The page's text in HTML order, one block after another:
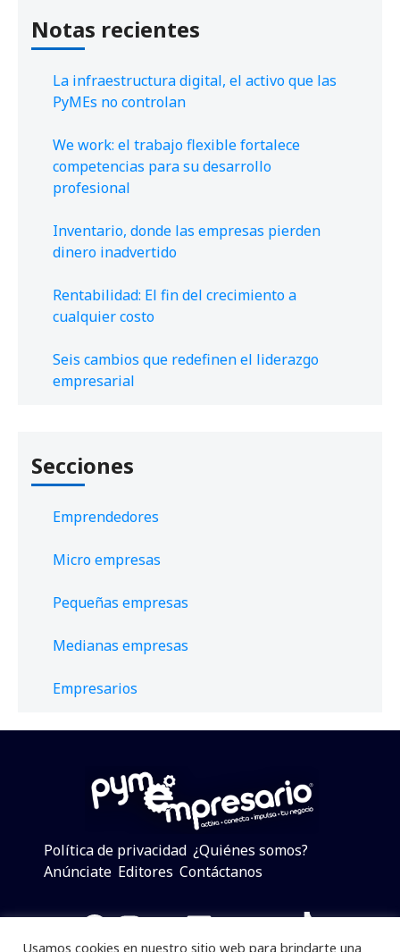
Notas recientes
La infraestructura digital, el activo que las
PyMEs no controlan
We work: el trabajo flexible fortalece
competencias para su desarrollo
profesional
Inventario, donde las empresas pierden
dinero inadvertido
Rentabilidad: El fin del crecimiento a
cualquier costo
Seis cambios que redefinen el liderazgo
empresarial
Secciones
Emprendedores
Micro empresas
Pequeñas empresas
Medianas empresas
Empresarios
Política de privacidad ¿Quiénes somos?
Anúnciate Editores Contáctanos
Facebook
Instagram
Twitter
LinkedIn
Telegram
YouTube
TikTok
Usamos cookies en nuestro sitio web para brindarte una